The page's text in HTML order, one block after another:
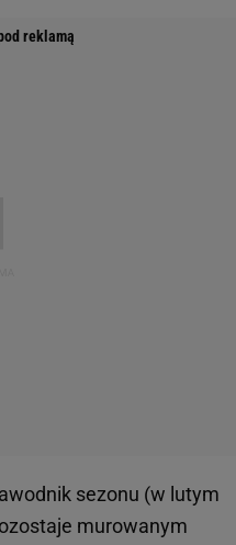
sezonu (w lutym
murowanym